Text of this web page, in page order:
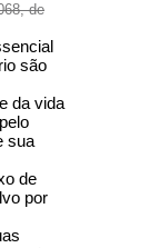
de
são
da vida
sua
de
por